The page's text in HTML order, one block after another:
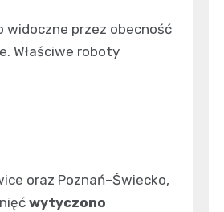
widoczne przez obecność
Właściwe roboty
oraz Poznań–Świecko,
wytyczono